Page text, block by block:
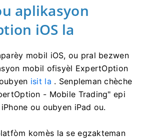
aplikasyon
iOS la
mobil iOS, ou pral bezwen
mobil ofisyèl ExpertOption
isit la . Senpleman chèche
- Mobile Trading" epi
ou oubyen iPad ou.
komès la se egzakteman